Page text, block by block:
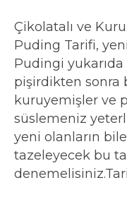
Çikolatalı ve
Puding Tarifi,
Pudingi yukarıda
pişirdikten sonra
kuruyemişler ve
süslemeniz
yeni olanların
tazeleyecek bu